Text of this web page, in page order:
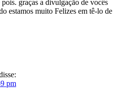
graças a divulgação de vocês
estamos muito Felizes em tê-lo de
pm